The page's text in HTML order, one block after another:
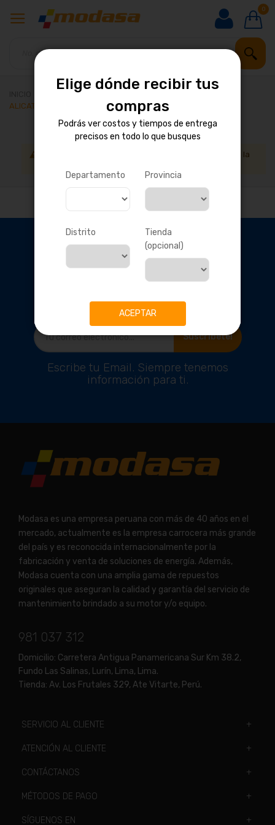
0
HERRAMIENTAS Y MAQUINARIA
ALICATES, PRENSAS Y TORQUÍMETROS
No podemos encontrar productos que coincida con la
OBTÉN DESCUENTOS
EXCLUSIVOS
Suscríbete!
Escribe tu Email. Siempre tenemos
información para ti.
Modasa es una empresa peruana con más de 40 años en el
mercado, actualmente es la empresa carrocera más grande
del país y es reconocida internacionalmente por la
fabricación y venta de soluciones de energía. Además,
Modasa cuenta con una amplia gama de repuestos
originales que aseguran la calidad y garantía del servicio de
mantenimiento brindado a su motor y/o equipo.
981 037 312
Domicilio: Carretera Antigua Panamericana Sur Km 38.2,
Fundo Las Salinas, Lurín, Lima, Lima.
Tienda: Av. Los Frutales 329, Ate Vitarte, Perú.
SERVICIO AL CLIENTE
ATENCIÓN AL CLIENTE
CONTÁCTANOS
MÉTODOS DE PAGO
SÍGUENOS EN
Elige dónde recibir tus
compras
Podrás ver costos y tiempos de entrega
precisos en todo lo que busques
Departamento Provincia
Distrito
Tienda
(opcional)
ACEPTAR